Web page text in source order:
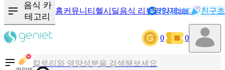
음식 카
테고리
홈커뮤니티 헬시딜음식 리뷰영양제NEW기록
캐시리뷰 친구
0 0
칼로리와 영양성분을 검색해보세요